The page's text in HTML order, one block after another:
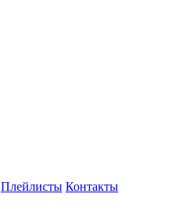
Плейлисты Контакты